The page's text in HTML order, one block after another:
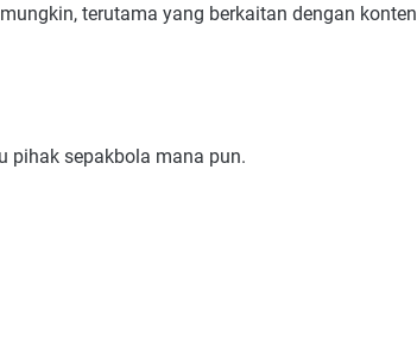
terutama yang berkaitan dengan konten
pihak sepakbola mana pun.